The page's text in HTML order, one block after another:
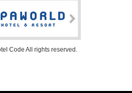
Code All rights reserved.